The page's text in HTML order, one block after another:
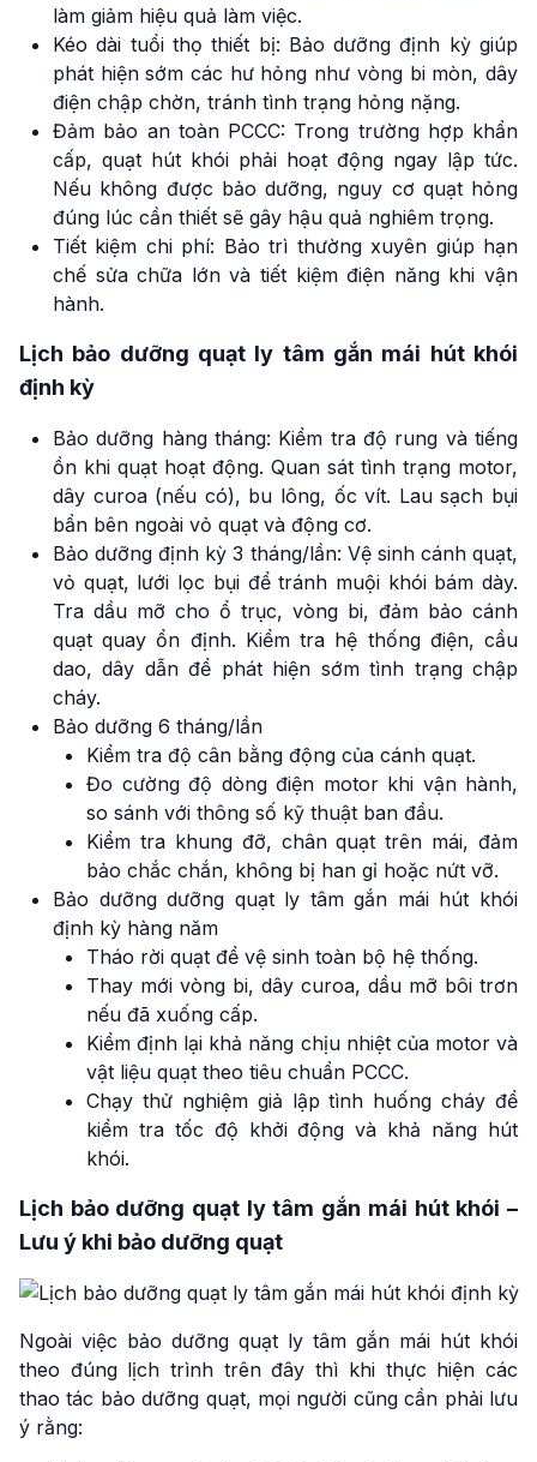
làm giảm hiệu quả làm việc.
Kéo dài tuổi thọ thiết bị: Bảo dưỡng định kỳ giúp
phát hiện sớm các hư hỏng như vòng bi mòn, dây
điện chập chờn, tránh tình trạng hỏng nặng.
Đảm bảo an toàn PCCC: Trong trường hợp khẩn
cấp, quạt hút khói phải hoạt động ngay lập tức.
Nếu không được bảo dưỡng, nguy cơ quạt hỏng
đúng lúc cần thiết sẽ gây hậu quả nghiêm trọng.
Tiết kiệm chi phí: Bảo trì thường xuyên giúp hạn
chế sửa chữa lớn và tiết kiệm điện năng khi vận
hành.
Lịch bảo dưỡng quạt ly tâm gắn mái hút khói
định kỳ
Bảo dưỡng hàng tháng: Kiểm tra độ rung và tiếng
ồn khi quạt hoạt động. Quan sát tình trạng motor,
dây curoa (nếu có), bu lông, ốc vít. Lau sạch bụi
bẩn bên ngoài vỏ quạt và động cơ.
Bảo dưỡng định kỳ 3 tháng/lần: Vệ sinh cánh quạt,
vỏ quạt, lưới lọc bụi để tránh muội khói bám dày.
Tra dầu mỡ cho ổ trục, vòng bi, đảm bảo cánh
quạt quay ổn định. Kiểm tra hệ thống điện, cầu
dao, dây dẫn để phát hiện sớm tình trạng chập
cháy.
Bảo dưỡng 6 tháng/lần
Kiểm tra độ cân bằng động của cánh quạt.
Đo cường độ dòng điện motor khi vận hành,
so sánh với thông số kỹ thuật ban đầu.
Kiểm tra khung đỡ, chân quạt trên mái, đảm
bảo chắc chắn, không bị han gỉ hoặc nứt vỡ.
Bảo dưỡng dưỡng quạt ly tâm gắn mái hút khói
định kỳ hàng năm
Tháo rời quạt để vệ sinh toàn bộ hệ thống.
Thay mới vòng bi, dây curoa, dầu mỡ bôi trơn
nếu đã xuống cấp.
Kiểm định lại khả năng chịu nhiệt của motor và
vật liệu quạt theo tiêu chuẩn PCCC.
Chạy thử nghiệm giả lập tình huống cháy để
kiểm tra tốc độ khởi động và khả năng hút
khói.
Lịch bảo dưỡng quạt ly tâm gắn mái hút khói –
Lưu ý khi bảo dưỡng quạt
Ngoài việc bảo dưỡng quạt ly tâm gắn mái hút khói
theo đúng lịch trình trên đây thì khi thực hiện các
thao tác bảo dưỡng quạt, mọi người cũng cần phải lưu
ý rằng: